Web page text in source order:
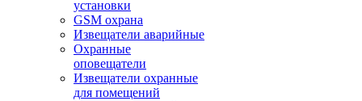
установки
GSM охрана
Извещатели аварийные
Охранные
оповещатели
Извещатели охранные
для помещений